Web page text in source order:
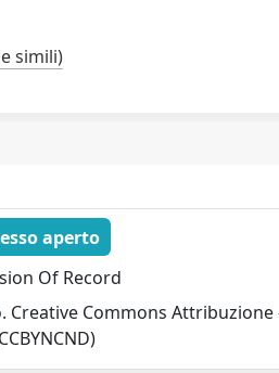
simili)
aperto
Of Record
Creative Commons Attribuzione